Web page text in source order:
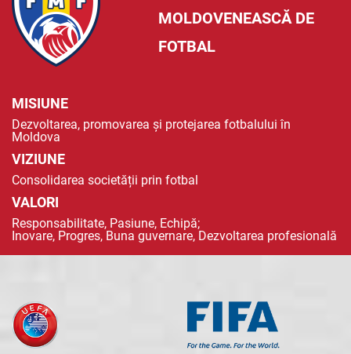
MOLDOVENEASCĂ DE
FOTBAL
MISIUNE
Dezvoltarea, promovarea și protejarea fotbalului în
Moldova
VIZIUNE
Consolidarea societății prin fotbal
VALORI
Responsabilitate, Pasiune, Echipă;
Inovare, Progres, Buna guvernare, Dezvoltarea profesională